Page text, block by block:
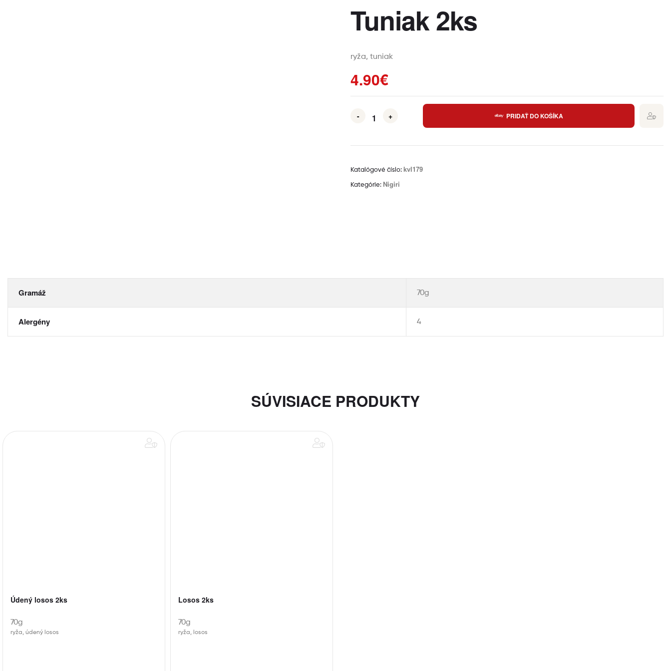
Tuniak 2ks
ryža, tuniak
4.90€
- + PRIDAŤ DO KOŠÍKA
Katalógové číslo: kvl179
Kategórie: Nigiri
Gramáž 70g
Alergény 4
SÚVISIACE PRODUKTY
Údený losos 2ks
70g
ryža, údený losos
Losos 2ks
70g
ryža, losos